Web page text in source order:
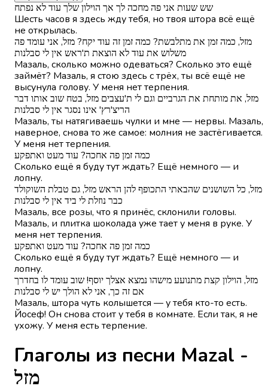
שש שעות אני פה מחכה לך אך הוילון שלך עוד לא נפתח
Шесть часов я здесь жду тебя, но твоя штора всё ещё
не открылась.
מזל, כמה זמן את מתלבשת? כמה זמן זה עוד יקח? מזל, אני עומד פה
משלוש את עוד לא הוצאת ת'ראש אין לי סבלנות
Мазаль, сколько можно одеваться? Сколько это ещё
займёт? Мазаль, я стою здесь с трёх, ты всё ещё не
высунула голову. У меня нет терпения.
מזל, את מותחת את הגרביים וגם לי ת'עצבים מזל, בטח שוב אותו דבר
הריצ'רץ' אינו נסגר אין לי סבלנות
Мазаль, ты натягиваешь чулки и мне — нервы. Мазаль,
наверное, снова то же самое: молния не застёгивается.
У меня нет терпения.
כמה זמן פה אחכה? עוד מעט ואתפקע
Сколько ещё я буду тут ждать? Ещё немного — и
лопну.
מזל, כל השושנים שהבאתי התכופף להן הראש מזל, גם טבלת השוקולד
כבר נוזלת לי ביד אין לי סבלנות
Мазаль, все розы, что я принёс, склонили головы.
Мазаль, и плитка шоколада уже тает у меня в руке. У
меня нет терпения.
כמה זמן פה אחכה? עוד מעט ואתפקע
Сколько ещё я буду тут ждать? Ещё немного — и
лопну.
מזל, הוילון קצת מתנועע מישהו נמצא אצלך יוסף! שוב עומד לו בחדרך
אם זה כך, אני לא הולך יש לי סבלנות
Мазаль, штора чуть колышется — у тебя кто-то есть.
Йосеф! Он снова стоит у тебя в комнате. Если так, я не
ухожу. У меня есть терпение.
Глаголы из песни Mazal -
מזל